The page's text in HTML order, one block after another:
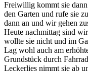
Freiwillig kommt sie
den Garten und rufe sie
dann an und wir gehen
Heute nachmittag sind
wollte sie nicht und im
Lag wohl auch am
Grundstück durch
Leckerlies nimmt sie ab